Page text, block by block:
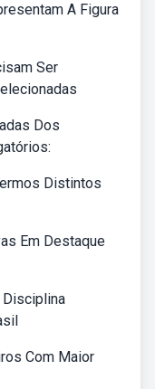
A Figura
Ser
Dos
Distintos
Em Destaque
Disciplina
Com Maior